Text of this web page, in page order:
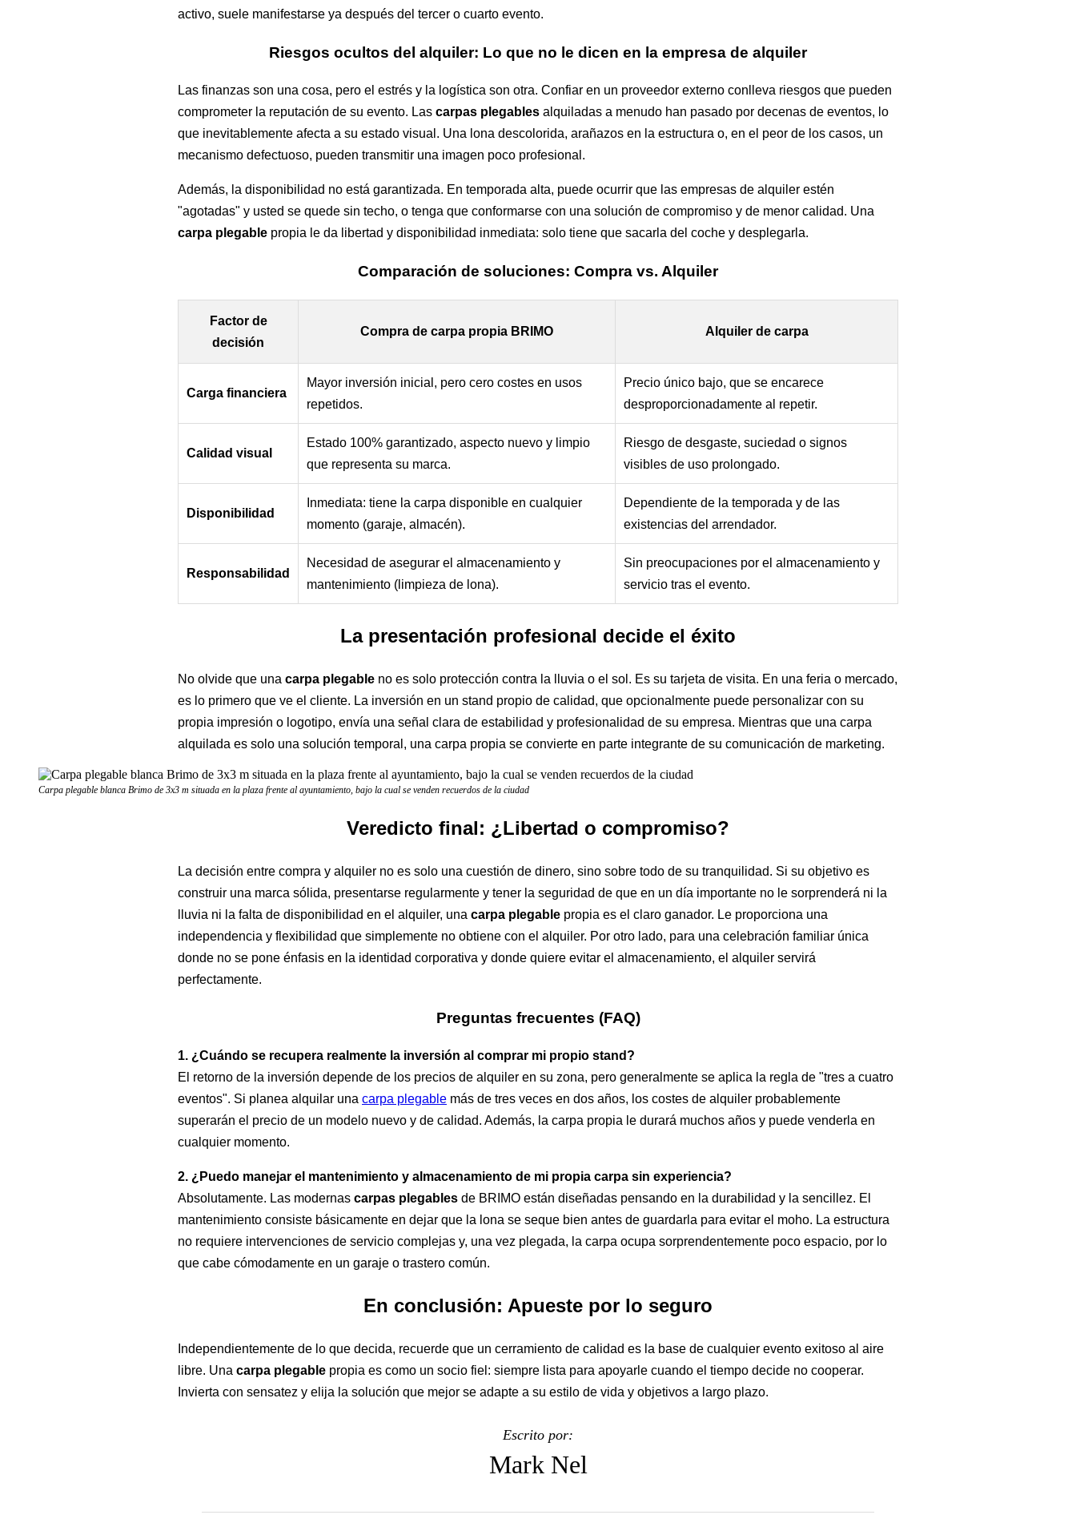
activo, suele manifestarse ya después del tercer o cuarto evento.
Riesgos ocultos del alquiler: Lo que no le dicen en la empresa de alquiler
Las finanzas son una cosa, pero el estrés y la logística son otra. Confiar en un proveedor externo conlleva riesgos que pueden
comprometer la reputación de su evento. Las carpas plegables alquiladas a menudo han pasado por decenas de eventos, lo
que inevitablemente afecta a su estado visual. Una lona descolorida, arañazos en la estructura o, en el peor de los casos, un
mecanismo defectuoso, pueden transmitir una imagen poco profesional.
Además, la disponibilidad no está garantizada. En temporada alta, puede ocurrir que las empresas de alquiler estén
"agotadas" y usted se quede sin techo, o tenga que conformarse con una solución de compromiso y de menor calidad. Una
carpa plegable propia le da libertad y disponibilidad inmediata: solo tiene que sacarla del coche y desplegarla.
Comparación de soluciones: Compra vs. Alquiler
Factor de
decisión
Compra de carpa propia BRIMO Alquiler de carpa
Carga financiera
Mayor inversión inicial, pero cero costes en usos
repetidos.
Precio único bajo, que se encarece
desproporcionadamente al repetir.
Calidad visual
Estado 100% garantizado, aspecto nuevo y limpio
que representa su marca.
Riesgo de desgaste, suciedad o signos
visibles de uso prolongado.
Disponibilidad
Inmediata: tiene la carpa disponible en cualquier
momento (garaje, almacén).
Dependiente de la temporada y de las
existencias del arrendador.
Responsabilidad
Necesidad de asegurar el almacenamiento y
mantenimiento (limpieza de lona).
Sin preocupaciones por el almacenamiento y
servicio tras el evento.
La presentación profesional decide el éxito
No olvide que una carpa plegable no es solo protección contra la lluvia o el sol. Es su tarjeta de visita. En una feria o mercado,
es lo primero que ve el cliente. La inversión en un stand propio de calidad, que opcionalmente puede personalizar con su
propia impresión o logotipo, envía una señal clara de estabilidad y profesionalidad de su empresa. Mientras que una carpa
alquilada es solo una solución temporal, una carpa propia se convierte en parte integrante de su comunicación de marketing.
Carpa plegable blanca Brimo de 3x3 m situada en la plaza frente al ayuntamiento, bajo la cual se venden recuerdos de la ciudad
Veredicto final: ¿Libertad o compromiso?
La decisión entre compra y alquiler no es solo una cuestión de dinero, sino sobre todo de su tranquilidad. Si su objetivo es
construir una marca sólida, presentarse regularmente y tener la seguridad de que en un día importante no le sorprenderá ni la
lluvia ni la falta de disponibilidad en el alquiler, una carpa plegable propia es el claro ganador. Le proporciona una
independencia y flexibilidad que simplemente no obtiene con el alquiler. Por otro lado, para una celebración familiar única
donde no se pone énfasis en la identidad corporativa y donde quiere evitar el almacenamiento, el alquiler servirá
perfectamente.
Preguntas frecuentes (FAQ)
1. ¿Cuándo se recupera realmente la inversión al comprar mi propio stand?
El retorno de la inversión depende de los precios de alquiler en su zona, pero generalmente se aplica la regla de "tres a cuatro
eventos". Si planea alquilar una carpa plegable más de tres veces en dos años, los costes de alquiler probablemente
superarán el precio de un modelo nuevo y de calidad. Además, la carpa propia le durará muchos años y puede venderla en
cualquier momento.
2. ¿Puedo manejar el mantenimiento y almacenamiento de mi propia carpa sin experiencia?
Absolutamente. Las modernas carpas plegables de BRIMO están diseñadas pensando en la durabilidad y la sencillez. El
mantenimiento consiste básicamente en dejar que la lona se seque bien antes de guardarla para evitar el moho. La estructura
no requiere intervenciones de servicio complejas y, una vez plegada, la carpa ocupa sorprendentemente poco espacio, por lo
que cabe cómodamente en un garaje o trastero común.
En conclusión: Apueste por lo seguro
Independientemente de lo que decida, recuerde que un cerramiento de calidad es la base de cualquier evento exitoso al aire
libre. Una carpa plegable propia es como un socio fiel: siempre lista para apoyarle cuando el tiempo decide no cooperar.
Invierta con sensatez y elija la solución que mejor se adapte a su estilo de vida y objetivos a largo plazo.
Escrito por:
Mark Nel